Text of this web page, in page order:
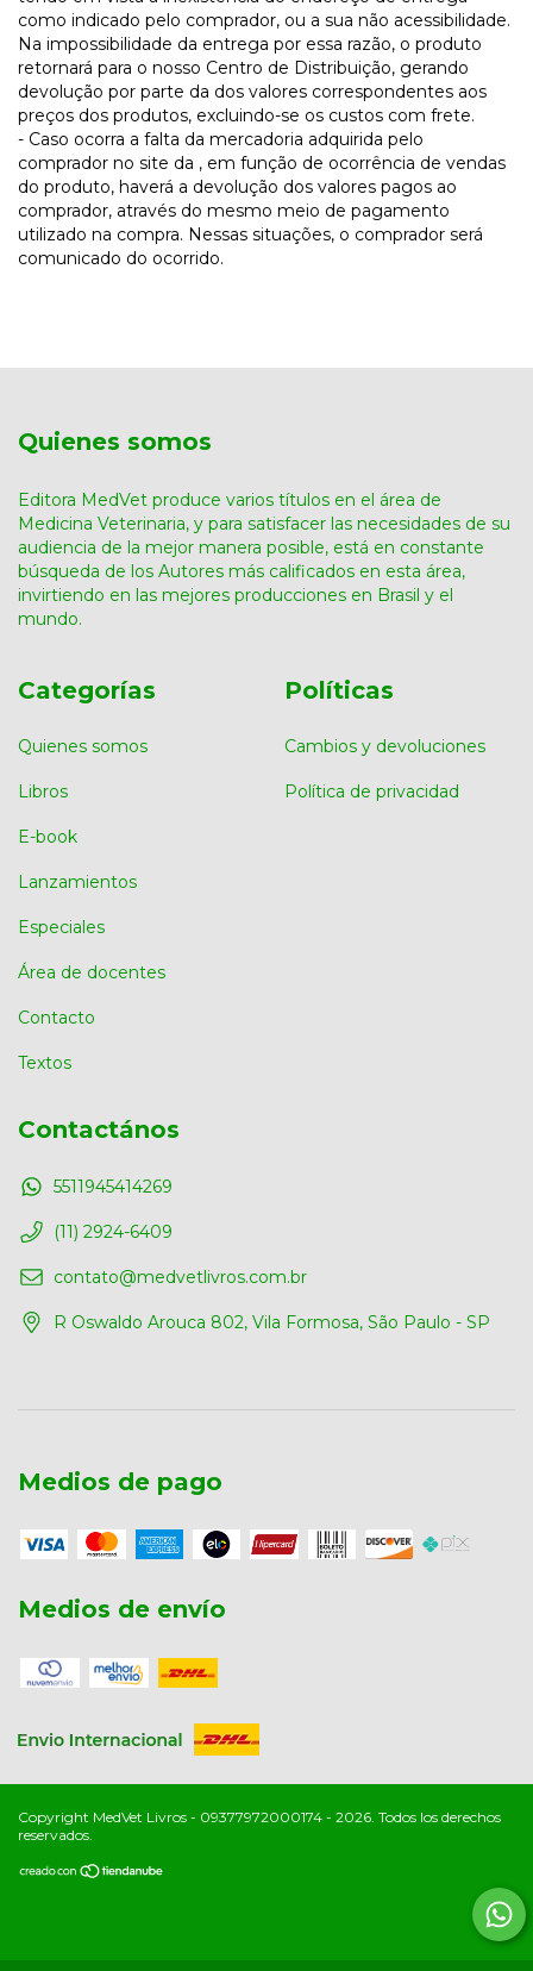
como indicado pelo comprador, ou a sua não acessibilidade.
Na impossibilidade da entrega por essa razão, o produto
retornará para o nosso Centro de Distribuição, gerando
devolução por parte da dos valores correspondentes aos
preços dos produtos, excluindo-se os custos com frete.
- Caso ocorra a falta da mercadoria adquirida pelo
comprador no site da , em função de ocorrência de vendas
do produto, haverá a devolução dos valores pagos ao
comprador, através do mesmo meio de pagamento
utilizado na compra. Nessas situações, o comprador será
comunicado do ocorrido.
Quienes somos
Editora MedVet produce varios títulos en el área de
Medicina Veterinaria, y para satisfacer las necesidades de su
audiencia de la mejor manera posible, está en constante
búsqueda de los Autores más calificados en esta área,
invirtiendo en las mejores producciones en Brasil y el
mundo.
Categorías
Quienes somos
Libros
E-book
Lanzamientos
Especiales
Área de docentes
Contacto
Textos
Políticas
Cambios y devoluciones
Política de privacidad
Contactános
5511945414269
(11) 2924-6409
contato@medvetlivros.com.br
R Oswaldo Arouca 802, Vila Formosa, São Paulo - SP
Medios de pago
Medios de envío
Copyright MedVet Livros - 09377972000174 - 2026. Todos los derechos
reservados.